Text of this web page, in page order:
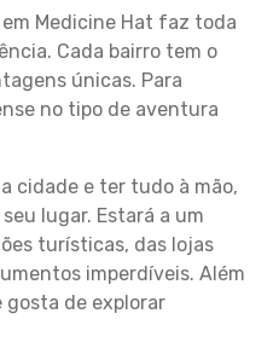
Medicine Hat faz toda
Cada bairro tem o
únicas. Para
no tipo de aventura
cidade e ter tudo à mão,
lugar. Estará a um
turísticas, das lojas
imperdíveis. Além
gosta de explorar